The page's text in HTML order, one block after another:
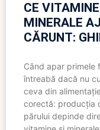
CE
MINERALE
CĂRUNT:
Când apar primele
întreabă dacă nu
ceva din
corectă: producția
părului depinde